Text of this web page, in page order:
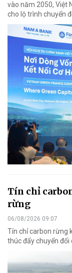
vào năm 2050, Việt
cho lộ trình chuyển
Tín chỉ
rừng
06/08/2026 09:07
Tín chỉ carbon rừng
thúc đẩy chuyển đổi